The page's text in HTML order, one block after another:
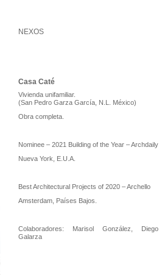
NEXOS
Casa Caté
Vivienda unifamiliar.
(San Pedro Garza García, N.L. México)
Obra completa.
Nominee – 2021 Building of the Year – Archdaily
Nueva York, E.U.A.
Best Architectural Projects of 2020 – Archello
Amsterdam, Países Bajos.
Colaboradores: Marisol González, Diego
Galarza